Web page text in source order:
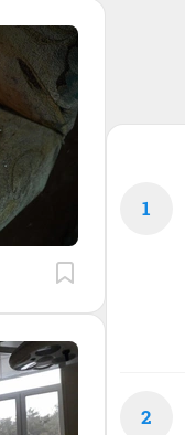
1
2